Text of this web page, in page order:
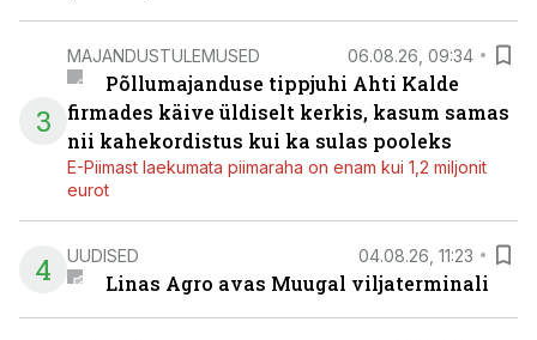
3
MAJANDUSTULEMUSED 06.08.26, 09:34
Põllumajanduse tippjuhi Ahti Kalde
firmades käive üldiselt kerkis, kasum samas
nii kahekordistus kui ka sulas pooleks
E-Piimast laekumata piimaraha on enam kui 1,2 miljonit
eurot
4 UUDISED 04.08.26, 11:23
Linas Agro avas Muugal viljaterminali